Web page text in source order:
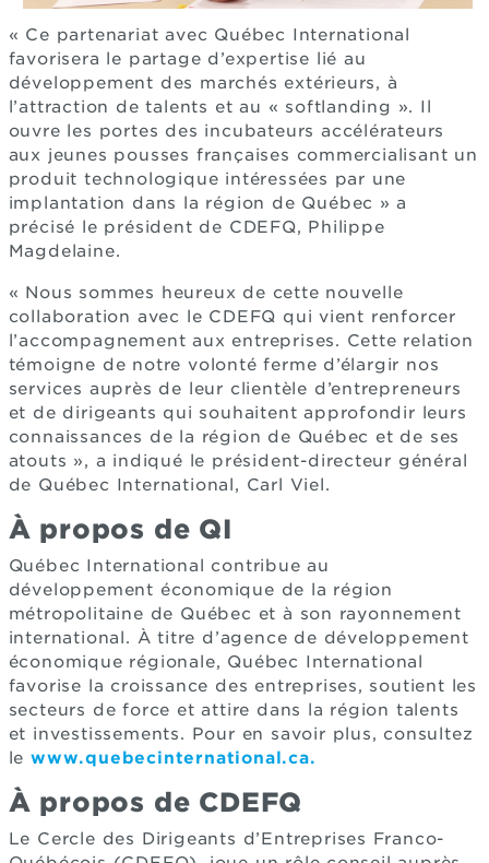
« Ce partenariat avec Québec International
favorisera le partage d’expertise lié au
développement des marchés extérieurs, à
l’attraction de talents et au « softlanding ». Il
ouvre les portes des incubateurs accélérateurs
aux jeunes pousses françaises commercialisant un
produit technologique intéressées par une
implantation dans la région de Québec » a
précisé le président de CDEFQ, Philippe
Magdelaine.
« Nous sommes heureux de cette nouvelle
collaboration avec le CDEFQ qui vient renforcer
l’accompagnement aux entreprises. Cette relation
témoigne de notre volonté ferme d’élargir nos
services auprès de leur clientèle d’entrepreneurs
et de dirigeants qui souhaitent approfondir leurs
connaissances de la région de Québec et de ses
atouts », a indiqué le président-directeur général
de Québec International, Carl Viel.
À propos de QI
Québec International contribue au
développement économique de la région
métropolitaine de Québec et à son rayonnement
international. À titre d’agence de développement
économique régionale, Québec International
favorise la croissance des entreprises, soutient les
secteurs de force et attire dans la région talents
et investissements. Pour en savoir plus, consultez
le www.quebecinternational.ca.
À propos de CDEFQ
Le Cercle des Dirigeants d’Entreprises Franco-